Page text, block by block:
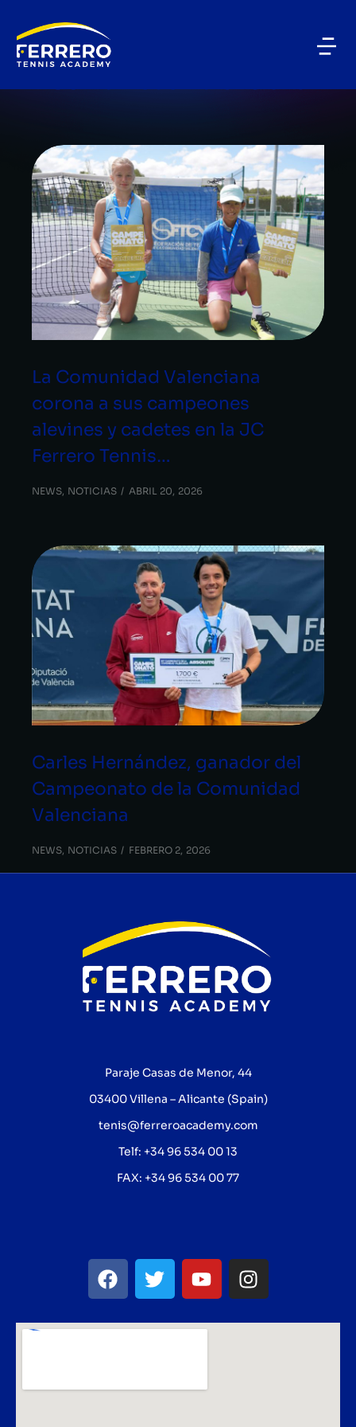
Comunidad Valenciana
La Comunidad Valenciana
corona a sus campeones
alevines y cadetes en la JC
Ferrero Tennis…
NEWS, NOTICIAS ABRIL 20, 2026
Carles Hernández, ganador del
Campeonato de la Comunidad
Valenciana
NEWS, NOTICIAS FEBRERO 2, 2026
Paraje Casas de Menor, 44
03400 Villena – Alicante (Spain)
tenis@ferreroacademy.com
Telf: +34 96 534 00 13
FAX: +34 96 534 00 77